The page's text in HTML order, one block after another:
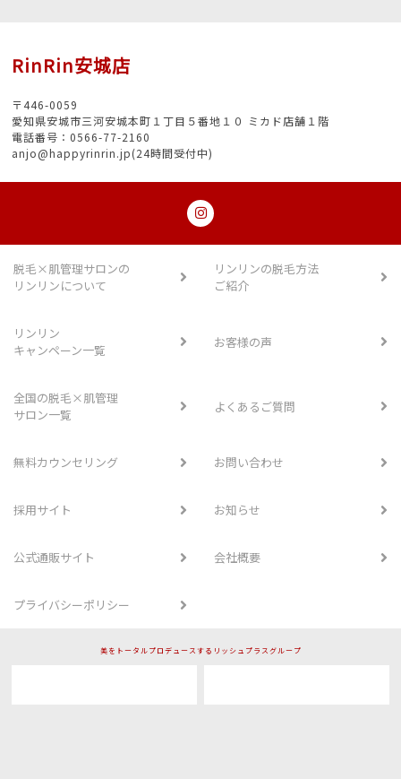
RinRin安城店
〒446-0059
愛知県安城市三河安城本町１丁目５番地１０ ミカド店舗１階
電話番号：0566-77-2160
anjo@happyrinrin.jp(24時間受付中)
脱毛×肌管理サロンの
リンリンについて
リンリンの脱毛方法
ご紹介
リンリン
キャンペーン一覧
お客様の声
全国の脱毛×肌管理
サロン一覧
よくあるご質問
無料カウンセリング お問い合わせ
採用サイト お知らせ
公式通販サイト 会社概要
プライバシーポリシー
美をトータルプロデュースするリッシュプラスグループ